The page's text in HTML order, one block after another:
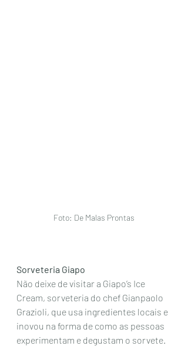
Foto: De Malas Prontas
Sorveteria Giapo
Não deixe de visitar a Giapo’s Ice
Cream, sorveteria do chef Gianpaolo
Grazioli, que usa ingredientes locais e
inovou na forma de como as pessoas
experimentam e degustam o sorvete.